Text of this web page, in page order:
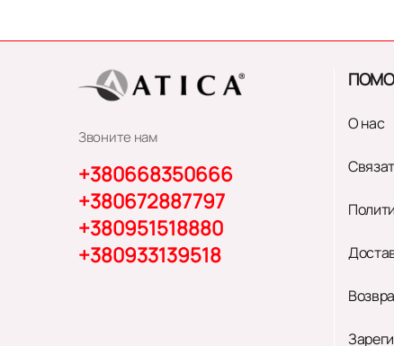
Звоните нам
+380668350666
+380672887797
+380951518880
+380933139518
О нас